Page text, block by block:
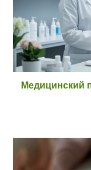
Медицинский